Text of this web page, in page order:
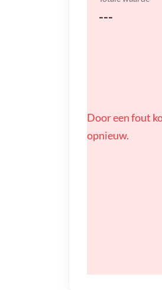
---
Door een fout
opnieuw.